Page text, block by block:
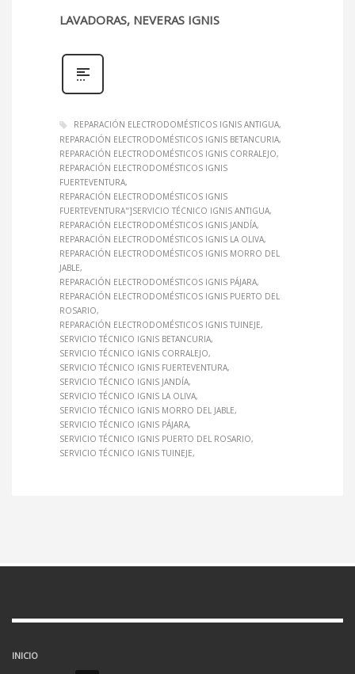
LAVADORAS, NEVERAS IGNIS
REPARACIÓN ELECTRODOMÉSTICOS IGNIS ANTIGUA
REPARACIÓN ELECTRODOMÉSTICOS IGNIS BETANCURIA
REPARACIÓN ELECTRODOMÉSTICOS IGNIS CORRALEJO
REPARACIÓN ELECTRODOMÉSTICOS IGNIS
FUERTEVENTURA
REPARACIÓN ELECTRODOMÉSTICOS IGNIS
FUERTEVENTURA"]SERVICIO TÉCNICO IGNIS ANTIGUA
REPARACIÓN ELECTRODOMÉSTICOS IGNIS JANDÍA
REPARACIÓN ELECTRODOMÉSTICOS IGNIS LA OLIVA
REPARACIÓN ELECTRODOMÉSTICOS IGNIS MORRO DEL
JABLE
REPARACIÓN ELECTRODOMÉSTICOS IGNIS PÁJARA
REPARACIÓN ELECTRODOMÉSTICOS IGNIS PUERTO DEL
ROSARIO
REPARACIÓN ELECTRODOMÉSTICOS IGNIS TUINEJE
SERVICIO TÉCNICO IGNIS BETANCURIA
SERVICIO TÉCNICO IGNIS CORRALEJO
SERVICIO TÉCNICO IGNIS FUERTEVENTURA
SERVICIO TÉCNICO IGNIS JANDÍA
SERVICIO TÉCNICO IGNIS LA OLIVA
SERVICIO TÉCNICO IGNIS MORRO DEL JABLE
SERVICIO TÉCNICO IGNIS PÁJARA
SERVICIO TÉCNICO IGNIS PUERTO DEL ROSARIO
SERVICIO TÉCNICO IGNIS TUINEJE
INICIO